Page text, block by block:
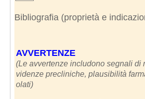
Bibliografia (proprietà e
AVVERTENZE
(Le avvertenze includono segnali di
videnze precliniche, plausibilità
olati)